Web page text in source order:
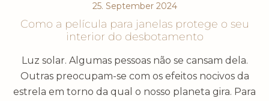
25. September 2024
Como a película para janelas protege o seu
interior do desbotamento
Luz solar. Algumas pessoas não se cansam dela.
Outras preocupam-se com os efeitos nocivos da
estrela em torno da qual o nosso planeta gira. Para